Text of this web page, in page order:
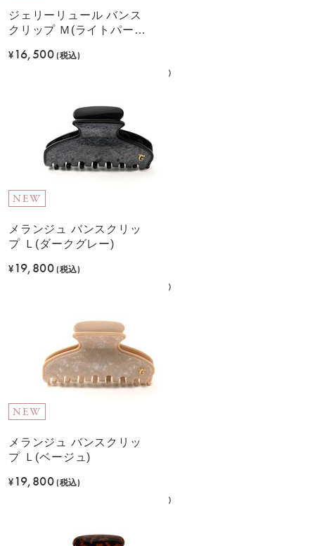
ジェリーリュール バンス
クリップ Ｍ(ライトパープ
¥ 16,500(税込)
NEW
メランジュ バンスクリッ
プ Ｌ(ダークグレー)
¥ 19,800(税込)
NEW
メランジュ バンスクリッ
プ Ｌ(ベージュ)
¥ 19,800(税込)